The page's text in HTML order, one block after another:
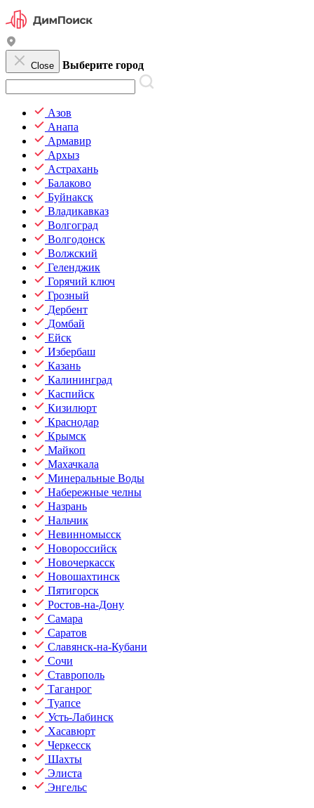
Close Выберите город
Азов
Анапа
Армавир
Архыз
Астрахань
Балаково
Буйнакск
Владикавказ
Волгоград
Волгодонск
Волжский
Геленджик
Горячий ключ
Грозный
Дербент
Домбай
Ейск
Избербаш
Казань
Калининград
Каспийск
Кизилюрт
Краснодар
Крымск
Майкоп
Махачкала
Минеральные Воды
Набережные челны
Назрань
Нальчик
Невинномысск
Новороссийск
Новочеркасск
Новошахтинск
Пятигорск
Ростов-на-Дону
Самара
Саратов
Славянск-на-Кубани
Сочи
Ставрополь
Таганрог
Туапсе
Усть-Лабинск
Хасавюрт
Черкесск
Шахты
Элиста
Энгельс